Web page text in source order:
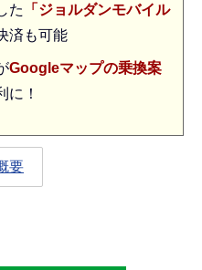
た
「ジョルダンモバイル
済も可能
Googleマップの乗換案
に！
要